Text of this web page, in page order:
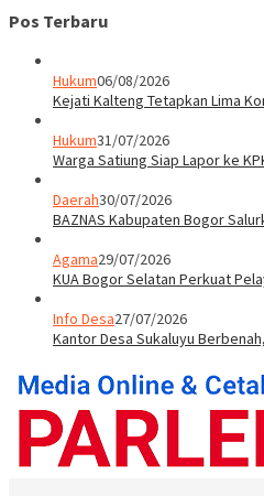
Pos Terbaru
Hukum06/08/2026
Kejati Kalteng Tetapkan Lima
Hukum31/07/2026
Warga Satiung Siap Lapor ke
Daerah30/07/2026
BAZNAS Kabupaten Bogor
Agama29/07/2026
KUA Bogor Selatan Perkuat
Info Desa27/07/2026
Kantor Desa Sukaluyu